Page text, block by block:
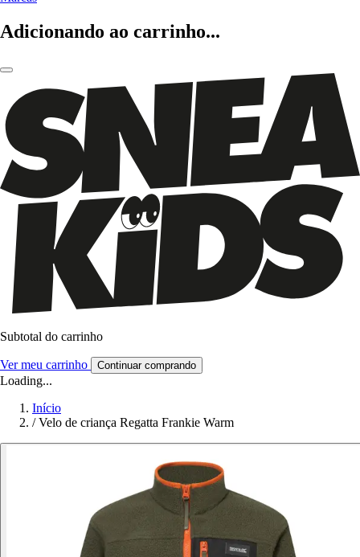
Adicionando ao carrinho...
Subtotal do carrinho
Ver meu carrinho Continuar comprando
Loading...
Início
/ Velo de criança Regatta Frankie Warm